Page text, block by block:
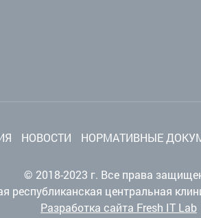
НОВОСТИ НОРМАТИВНЫЕ
© 2018-2023 г. Все права
республиканская центральная
Разработка сайта Fresh IT Lab